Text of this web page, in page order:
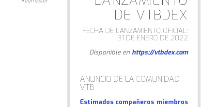
DE VTBDEX
FECHA DE LANZAMIENTO OFICIAL:
31 DE ENERO DE 2022
Disponible enhttps://vtbdex.com
ANUNCIO DE LA COMUNIDAD
VTB
Estimados compañeros miembros